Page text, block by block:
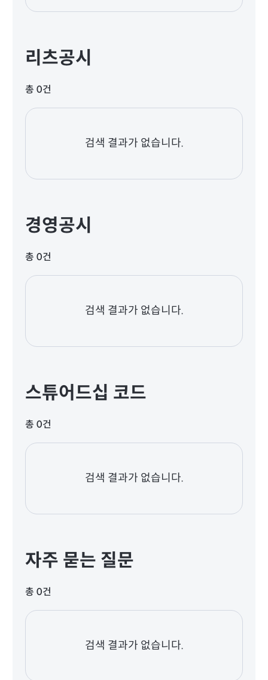
리츠공시
총 0건
검색 결과가 없습니다.
경영공시
총 0건
검색 결과가 없습니다.
스튜어드십 코드
총 0건
검색 결과가 없습니다.
자주 묻는 질문
총 0건
검색 결과가 없습니다.